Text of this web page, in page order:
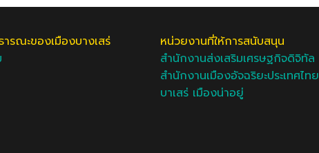
ารณะของเมืองบางเสร่
หน่วยงานที่ให้การสนับสนุน
สำนักงานส่งเสริมเศรษฐกิจดิจิทัล
สำนักงานเมืองอัจฉริยะประเทศไทย
บาเสร่ เมืองน่าอยู่